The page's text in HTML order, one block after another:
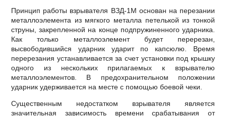
Принцип работы взрывателя ВЗД-1М основан на перезании
металлоэлемента из мягкого металла петелькой из тонкой
струны, закрепленной на конце подпружиненного ударника.
Как только металлоэлемент будет перерезан,
высвободившийся ударник ударит по капсюлю. Время
перерезания устанавливается за счет установки под крышку
одного из нескольких прилагаемых к взрывателю
металлоэлементов. В предохранительном положении
ударник удерживается на месте с помощью боевой чеки.
Существенным недостатком взрывателя является
значительная зависимость времени срабатывания от